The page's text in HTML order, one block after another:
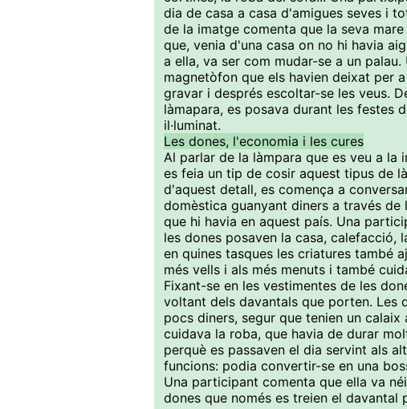
dia de casa a casa d'amigues seves i
de la imatge comenta que la seva
que, venia d'una casa on no hi havia
a ella, va ser com mudar-se a un
magnetòfon que els havien deixat per
gravar i després escoltar-se les veus.
làmapara, es posava durant les festes
il·luminat.
Les dones, l'economia i les cures
Al parlar de la làmpara que es veu a la
es feia un tip de cosir aquest tipus de
d'aquest detall, es comença a
domèstica guanyant diners a través
que hi havia en aquest país. Una
les dones posaven la casa, calefacció,
en quines tasques les criatures també
més vells i als més menuts i també
Fixant-se en les vestimentes de les
voltant dels davantals que porten. Les
pocs diners, segur que tenien un
cuidava la roba, que havia de durar
perquè es passaven el dia servint als
funcions: podia convertir-se en una
Una participant comenta que ella va
dones que només es treien el davantal